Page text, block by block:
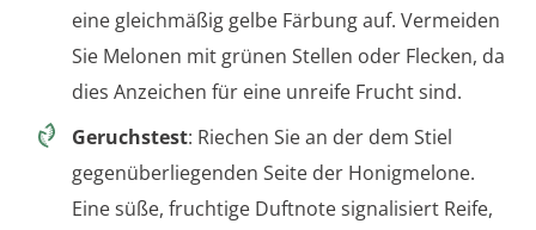
eine gleichmäßig gelbe Färbung auf. Vermeiden
Sie Melonen mit grünen Stellen oder Flecken, da
dies Anzeichen für eine unreife Frucht sind.
Geruchstest: Riechen Sie an der dem Stiel
gegenüberliegenden Seite der Honigmelone.
Eine süße, fruchtige Duftnote signalisiert Reife,